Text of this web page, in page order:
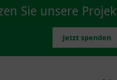
Sie unsere
Jetzt spenden